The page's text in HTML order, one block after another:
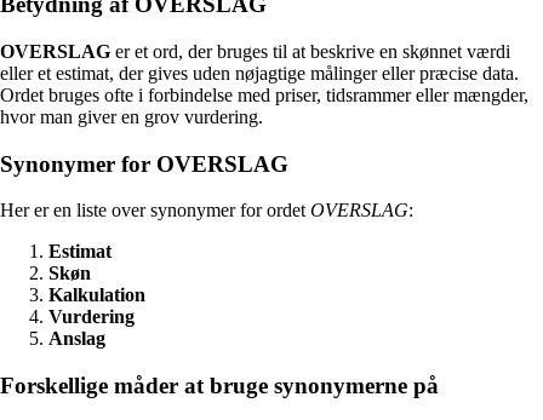
OVERSLAG er et ord, der bruges til at beskrive en skønnet værdi
eller et estimat, der gives uden nøjagtige målinger eller præcise data.
Ordet bruges ofte i forbindelse med priser, tidsrammer eller mængder,
hvor man giver en grov vurdering.
Synonymer for OVERSLAG
Her er en liste over synonymer for ordet OVERSLAG:
Estimat
Skøn
Kalkulation
Vurdering
Anslag
Forskellige måder at bruge synonymerne på